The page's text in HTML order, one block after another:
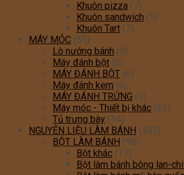
Khuôn pizza (7)
Khuôn sandwich (5)
Khuôn Tart (7)
MÁY MÓC (65)
Lò nướng bánh (8)
Máy đánh bột (0)
MÁY ĐÁNH BỘT (6)
Máy đánh kem (6)
MÁY ĐÁNH TRỨNG (9)
Máy móc - Thiết bị khác (22)
Tủ trưng bày (14)
NGUYÊN LIỆU LÀM BÁNH (403)
BỘT LÀM BÁNH (90)
Bột khác (17)
Bột làm bánh bông lan-